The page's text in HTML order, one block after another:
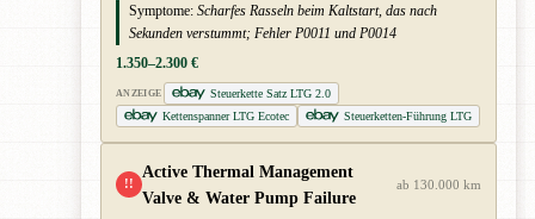
Symptome: Scharfes Rasseln beim Kaltstart, das nach
Sekunden verstummt; Fehler P0011 und P0014
1.350–2.300 €
ANZEIGE
Steuerkette Satz LTG 2.0
Kettenspanner LTG Ecotec
Steuerketten-Führung LTG
!!
Active Thermal Management
Valve & Water Pump Failure
ab 130.000 km